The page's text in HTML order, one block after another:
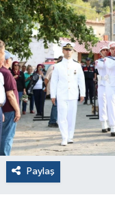
Paylaş
Sağlık